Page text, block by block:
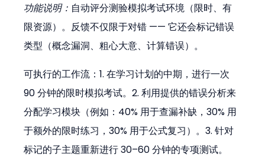
功能说明： 自动评分测验模拟考试环境（限时、有
限资源）。反馈不仅限于对错 —— 它还会标记错误
类型（概念漏洞、粗心大意、计算错误）。
可执行的工作流：1. 在学习计划的中期，进行一次
90 分钟的限时模拟考试。2. 利用提供的错误分析来
分配学习模块（例如：40% 用于查漏补缺，30% 用
于额外的限时练习，30% 用于公式复习）。3. 针对
标记的子主题重新进行 30–60 分钟的专项测试。